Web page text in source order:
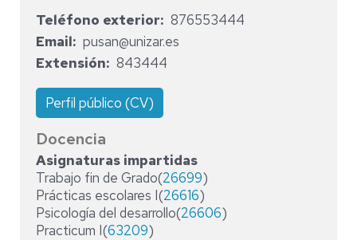
Teléfono exterior
876553444
Email
pusan@unizar.es
Extensión
843444
Perfil público (CV)
Docencia
Asignaturas impartidas
Trabajo fin de Grado(26699)
Prácticas escolares I(26616)
Psicología del desarrollo(26606)
Practicum I(63209)